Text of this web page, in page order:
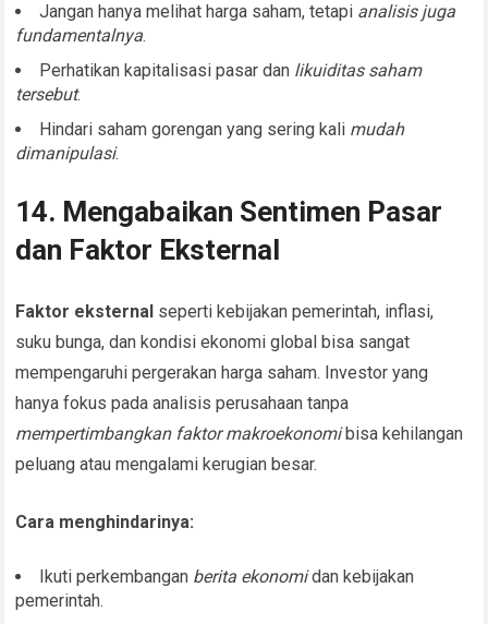
Jangan hanya melihat harga saham, tetapi analisis juga
fundamentalnya.
Perhatikan kapitalisasi pasar dan likuiditas saham
tersebut.
Hindari saham gorengan yang sering kali mudah
dimanipulasi.
14. Mengabaikan Sentimen Pasar
dan Faktor Eksternal
Faktor eksternal seperti kebijakan pemerintah, inflasi,
suku bunga, dan kondisi ekonomi global bisa sangat
mempengaruhi pergerakan harga saham. Investor yang
hanya fokus pada analisis perusahaan tanpa
mempertimbangkan faktor makroekonomibisa kehilangan
peluang atau mengalami kerugian besar.
Cara menghindarinya:
Ikuti perkembangan berita ekonomidan kebijakan
pemerintah.